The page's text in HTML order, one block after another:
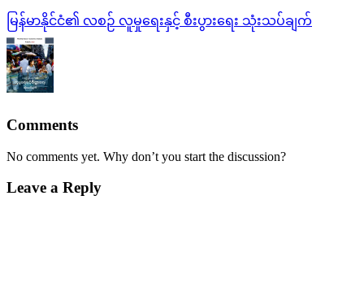
မြန်မာနိုင်ငံ၏ လစဉ် လူမှုရေးနှင့် စီးပွားရေး သုံးသပ်ချက်
Comments
No comments yet. Why don’t you start the discussion?
Leave a Reply